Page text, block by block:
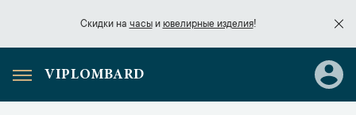
Скидки на часыи ювелирные изделия!
Скидки начасы
VIPLOMBARD